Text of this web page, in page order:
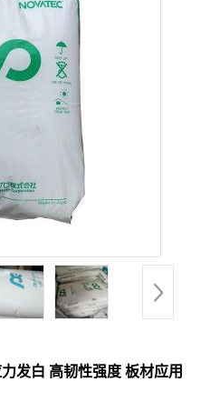
发白 高韧性强度 板材应用